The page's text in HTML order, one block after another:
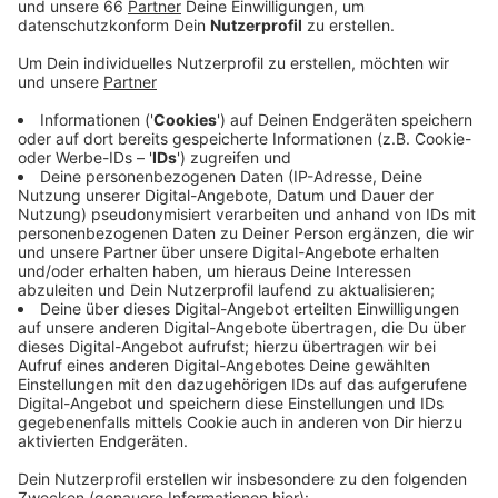
Anzeige
Neben einem Rahmenprogramm, das sich rund um die
Kö drehen wird, gibt es auch das zweitwichtigste
Pferderennen des Jahres zu sehen. Das "German 1000
Guineas" ist mit 125.000 Euro dotiert. Das erste
Rennen des Tages startet gegen 10:50 Uhr.
Anzeige
Weitere Infos und Links zum Thema
Anzeige
Der Düsseldorfer Reiter- und Rennverein